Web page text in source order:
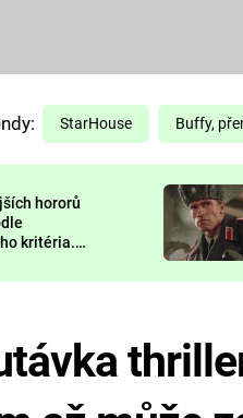
StarHouse Buffy,
hororů
kritéria.
tep?